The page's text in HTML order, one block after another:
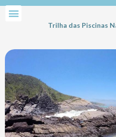
Trilha das Piscinas